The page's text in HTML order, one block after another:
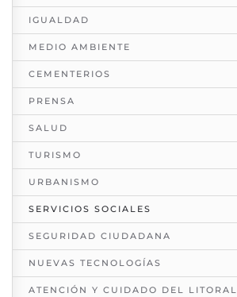
IGUALDAD
MEDIO AMBIENTE
CEMENTERIOS
PRENSA
SALUD
TURISMO
URBANISMO
SERVICIOS SOCIALES
SEGURIDAD CIUDADANA
NUEVAS TECNOLOGÍAS
ATENCIÓN Y CUIDADO DEL LITORAL